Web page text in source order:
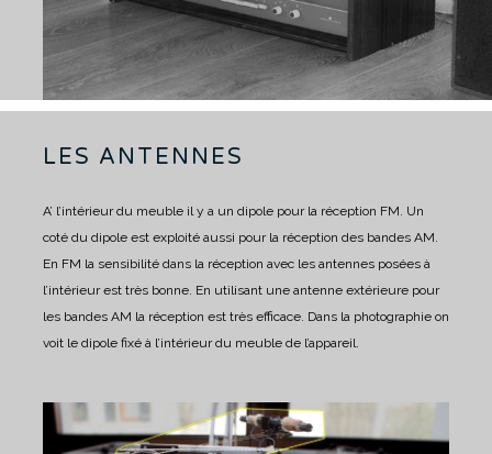
LES ANTENNES
A’ l’intérieur du meuble il y a un dipole pour la réception FM. Un
coté du dipole est exploité aussi pour la réception des bandes AM.
En FM la sensibilité dans la réception avec les antennes posées à
l’intérieur est très bonne. En utilisant une antenne extérieure pour
les bandes AM la réception est très efficace. Dans la photographie on
voit le dipole fixé à l’intérieur du meuble de l’appareil.